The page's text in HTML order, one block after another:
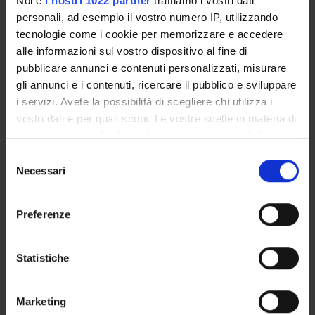
personali, ad esempio il vostro numero IP, utilizzando
tecnologie come i cookie per memorizzare e accedere
alle informazioni sul vostro dispositivo al fine di
pubblicare annunci e contenuti personalizzati, misurare
gli annunci e i contenuti, ricercare il pubblico e sviluppare
i servizi. Avete la possibilità di scegliere chi utilizza i
vostri dati e per quali scopi. Le vostre scelte in materia di
privacy sono applicabili solo su questa proprietà digitale
modificare o revocare il proprio consenso in qualsiasi
momento dalla Dichiarazione sui cookie o facendo clic
raccogliere informazioni sulla tua posizione
geografica, con un'approssimazione di qualche
Identificare il tuo dispositivo, scansionandolo
delNecessari
Preferenze
Statistiche
Marketing
AREE DI RICERCA COINVOLTE DAL PROGETTO
Letteratura francese e letterature francofone
Literature (General): Literary history
Allegati
programma WIF Conference
stream, en, 0 KB, 16/02/12)
AREE DI RICERCA